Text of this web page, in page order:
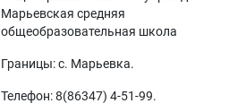
Марьевская средняя
общеобразовательная школа
Границы: с. Марьевка.
Телефон: 8(86347) 4-51-99.